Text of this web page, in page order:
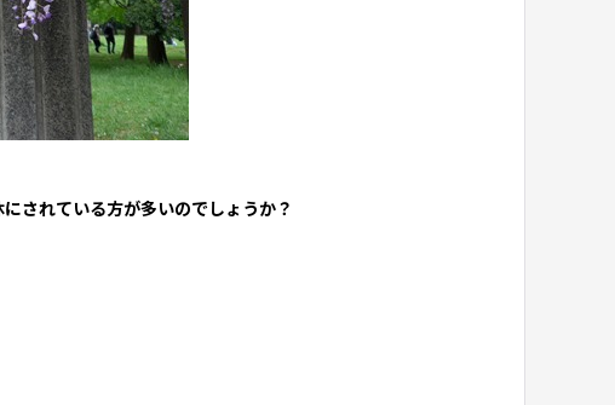
されている方が多いのでしょうか？